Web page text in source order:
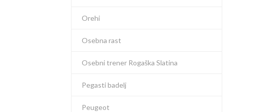
Orehi
Osebna rast
Osebni trener Rogaška Slatina
Pegasti badelj
Peugeot